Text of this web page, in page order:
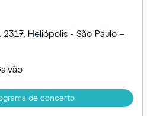
2317, Heliópolis - São Paulo –
de concerto